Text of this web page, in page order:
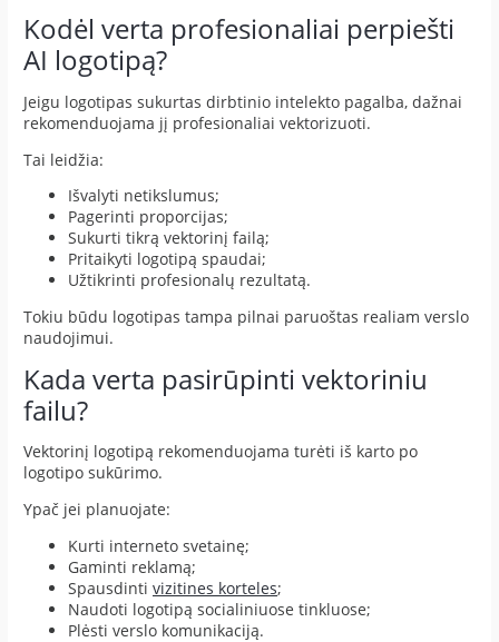
Kodėl verta profesionaliai perpiešti
AI logotipą?
Jeigu logotipas sukurtas dirbtinio intelekto pagalba, dažnai
rekomenduojama jį profesionaliai vektorizuoti.
Tai leidžia:
Išvalyti netikslumus;
Pagerinti proporcijas;
Sukurti tikrą vektorinį failą;
Pritaikyti logotipą spaudai;
Užtikrinti profesionalų rezultatą.
Tokiu būdu logotipas tampa pilnai paruoštas realiam verslo
naudojimui.
Kada verta pasirūpinti vektoriniu
failu?
Vektorinį logotipą rekomenduojama turėti iš karto po
logotipo sukūrimo.
Ypač jei planuojate:
Kurti interneto svetainę;
Gaminti reklamą;
Spausdintivizitines korteles;
Naudoti logotipą socialiniuose tinkluose;
Plėsti verslo komunikaciją.